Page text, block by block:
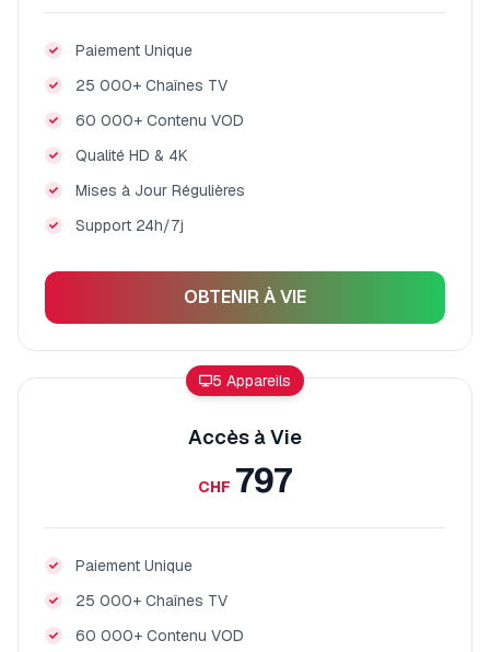
Paiement Unique
25 000+ Chaînes TV
60 000+ Contenu VOD
Qualité HD & 4K
Mises à Jour Régulières
Support 24h/7j
OBTENIR À VIE
5 Appareils
Accès à Vie
CHF 797
Paiement Unique
25 000+ Chaînes TV
60 000+ Contenu VOD